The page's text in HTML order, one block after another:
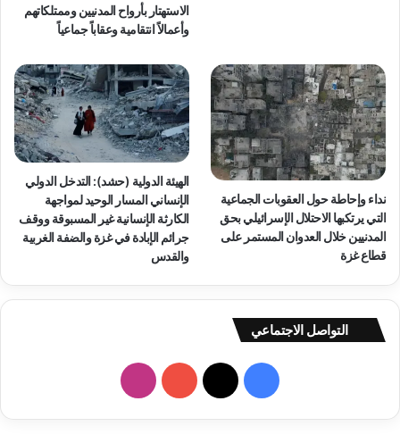
الاستهتار بأرواح المدنيين وممتلكاتهم
وأعمالاً انتقامية وعقاباً جماعياً
نداء وإحاطة حول العقوبات الجماعية
التي يرتكبها الاحتلال الإسرائيلي بحق
المدنيين خلال العدوان المستمر على
قطاع غزة
الهيئة الدولية (حشد): التدخل الدولي
الإنساني المسار الوحيد لمواجهة
الكارثة الإنسانية غير المسبوقة ووقف
جرائم الإبادة في غزة والضفة الغربية
والقدس
التواصل الاجتماعي
فيسبوك ‫X
‫YouTubeانستقرام